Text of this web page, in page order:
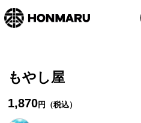
もやし屋
1,870円（税込）